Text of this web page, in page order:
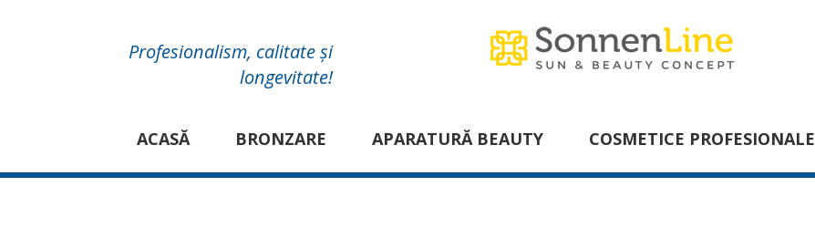
Profesionalism, calitate și
longevitate!
ACASĂ BRONZARE APARATURĂ BEAUTY COSMETICE PROFESIONALE